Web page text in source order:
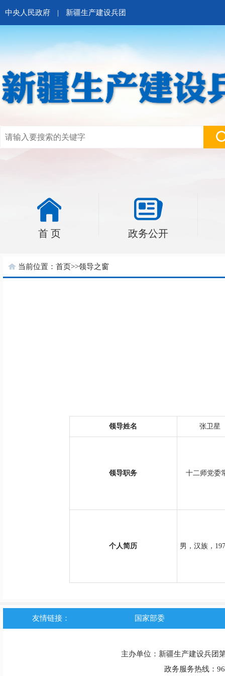
中央人民政府 | 新疆生产建设兵团
首 页 政务公开
当前位置： 首页>>领导之窗
领导姓名 张卫星
领导职务 十二师党委
个人简历 男，汉族，
友情链接： 国家部委
主办单位：新疆生产建设兵团
政务服务热线：